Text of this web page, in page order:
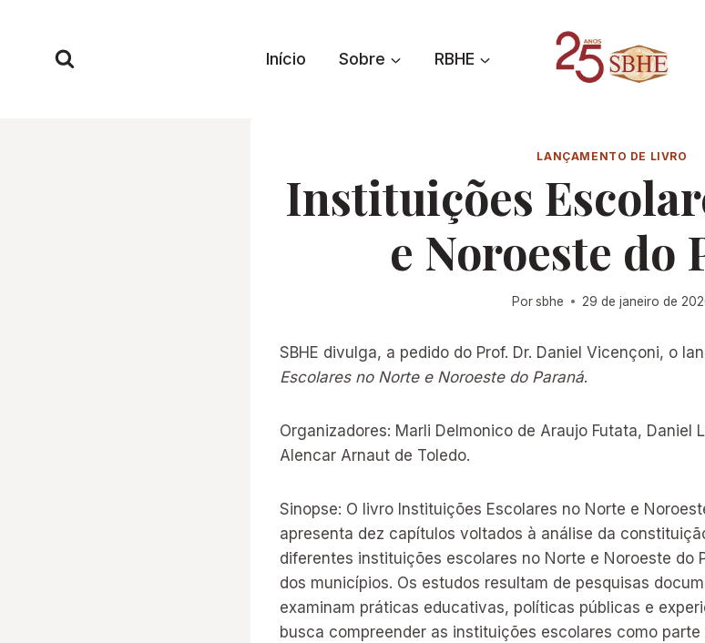
Início Sobre RBHE
LANÇAMENTO DE LIVRO
Instituições
e Noroeste do
Porsbhe 29 de janeiro de
SBHE divulga, a pedido do Prof. Dr. Daniel Vicençoni, o
Escolares no Norte e Noroeste do Paraná.
Organizadores: Marli Delmonico de Araujo Futata, Daniel
Alencar Arnaut de Toledo.
Sinopse: O livro Instituições Escolares no Norte e
apresenta dez capítulos voltados à análise da
diferentes instituições escolares no Norte e Noroeste do
dos municípios. Os estudos resultam de pesquisas
examinam práticas educativas, políticas públicas e
busca compreender as instituições escolares como